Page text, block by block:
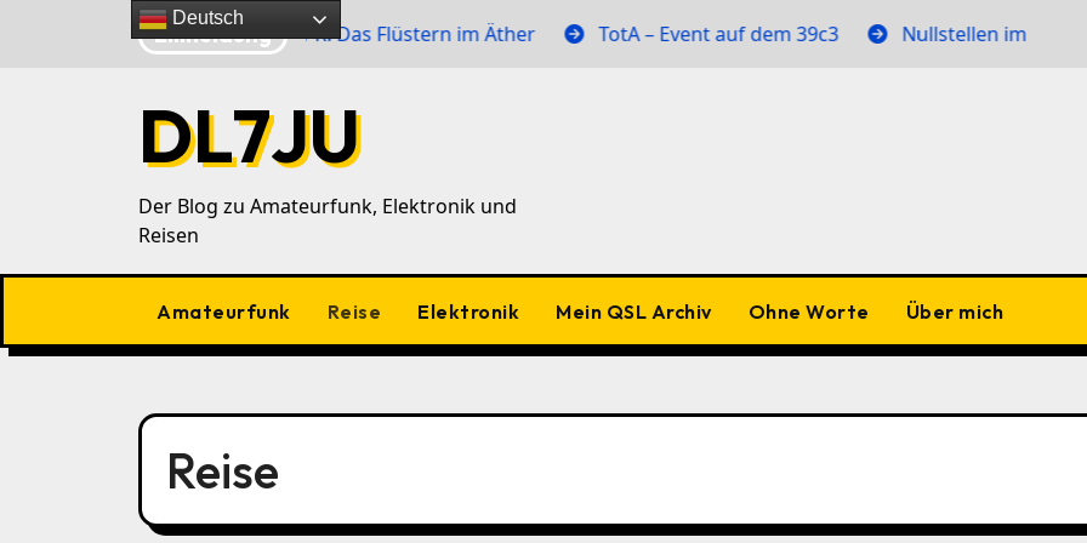
Eilmeldung
WSPR: Das Flüstern im Äther TotA – Event auf dem 39c3 Nullstellen im Abstrahlmuster
DL7JU
Der Blog zu Amateurfunk, Elektronik und
Reisen
Amateurfunk Reise Elektronik Mein QSL Archiv Ohne Worte Über mich
Reise
Deutsch